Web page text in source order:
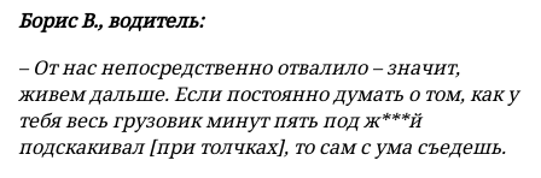
Борис В., водитель:
– От нас непосредственно отвалило – значит,
живем дальше. Если постоянно думать о том, как у
тебя весь грузовик минут пять под ж***й
подскакивал [при толчках], то сам с ума съедешь.